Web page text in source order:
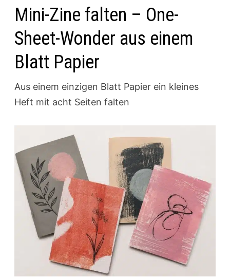
Mini-Zine falten – One-
Sheet-Wonder aus einem
Blatt Papier
Aus einem einzigen Blatt Papier ein kleines
Heft mit acht Seiten falten